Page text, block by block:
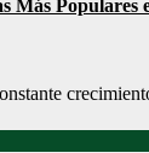
Más Populares